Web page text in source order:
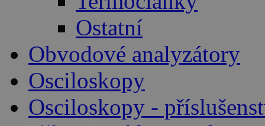
Ostatní
Obvodové analyzátory
Osciloskopy
Osciloskopy -